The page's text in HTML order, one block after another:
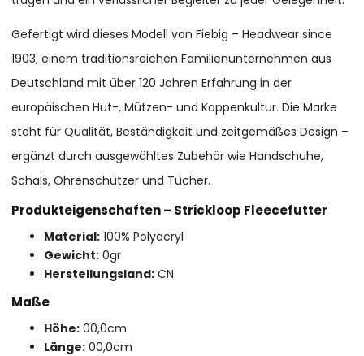
Gefertigt wird dieses Modell von Fiebig – Headwear since
1903, einem traditionsreichen Familienunternehmen aus
Deutschland mit über 120 Jahren Erfahrung in der
europäischen Hut-, Mützen- und Kappenkultur. Die Marke
steht für Qualität, Beständigkeit und zeitgemäßes Design –
ergänzt durch ausgewähltes Zubehör wie Handschuhe,
Schals, Ohrenschützer und Tücher.
Produkteigenschaften – Strickloop Fleecefutter
Material: 100% Polyacryl
Gewicht: 0gr
Herstellungsland: CN
Maße
Höhe: 00,0cm
Länge: 00,0cm